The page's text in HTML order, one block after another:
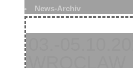
News-Archiv